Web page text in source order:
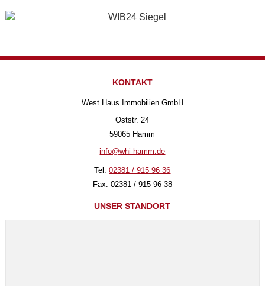
KONTAKT
West Haus Immobilien GmbH
Oststr. 24
59065 Hamm
info@whi-hamm.de
Tel.02381 / 915 96 36
Fax. 02381 / 915 96 38
UNSER STANDORT